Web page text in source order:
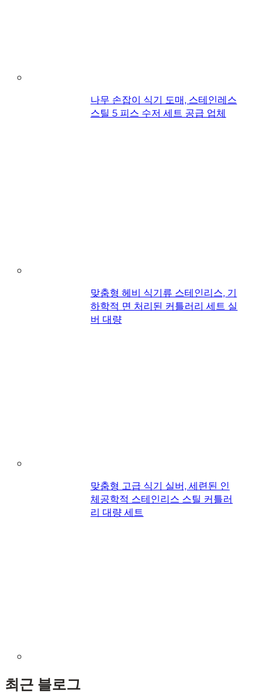
나무 손잡이 식기 도매, 스테인레스
스틸 5 피스 수저 세트 공급 업체
맞춤형 헤비 식기류 스테인리스, 기
하학적 면 처리된 커틀러리 세트 실
버 대량
맞춤형 고급 식기 실버, 세련된 인
체공학적 스테인리스 스틸 커틀러
리 대량 세트
최근 블로그